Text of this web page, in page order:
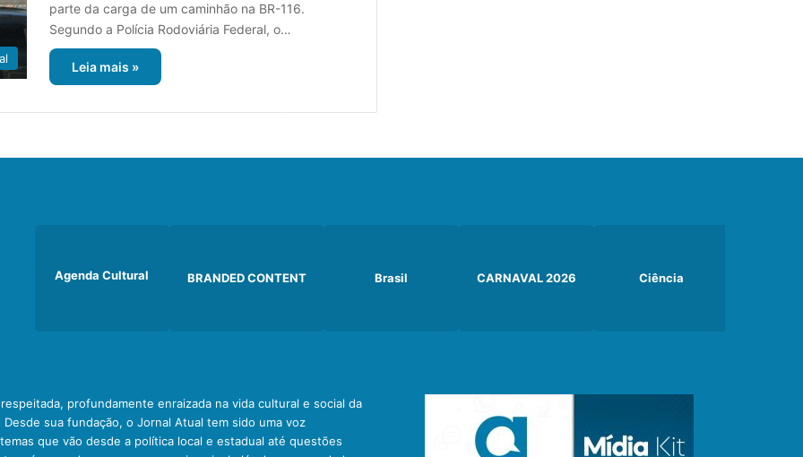
parte da carga de um caminhão na BR-116.
Segundo a Polícia Rodoviária Federal, o…
Leia mais »
Agenda Cultural BRANDED CONTENT Brasil CARNAVAL 2026 Ciência
profundamente enraizada na vida cultural e social da
sua fundação, o Jornal Atual tem sido uma voz
que vão desde a política local e estadual até questões